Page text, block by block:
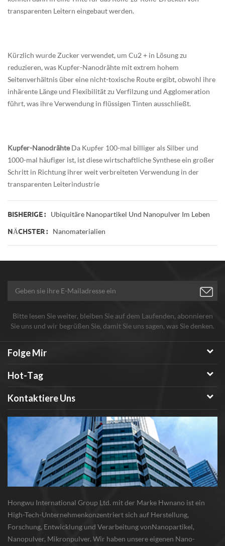
transparenten Leitern eingebaut werden.
Kürzlich wurde Zucker verwendet, um Cu2 + in Lösung zu
reduzieren, was Kupfer-Nanodrähte mit extrem hohem
Seitenverhältnis über eine nicht-toxische Route ergibt, obwohl ihre
inhärente Länge und Flexibilität zu Verfilzung und Agglomeration
führt, was ihre Verwendung in flüssigen Tinten ausschließt.
Kupfer-NanodrähteDa Kupfer 100-mal billiger als Silber und
1000-mal häufiger ist, ist diese wirtschaftliche Synthese ein großer
Schritt in Richtung ihrer weit verbreiteten Verwendung in der
transparenten Leiterindustrie
BISHERIGE : Ubiquitäre Nanopartikel Und Nanopulver Im Leben
NÄCHSTER : Nanomaterialien
Bitte lesen Sie weiter, bleiben Sie auf dem Laufenden, abonnieren
Sie uns und wir begrüßen Sie, damit Sie uns sagen, was Sie denken.
Folge Mir
Hot-Tag
Kontaktiere Uns
Hongwu International Group Ltd. mit der Marke Hwnano ist ein
High-Tech-Unternehmenkonzentriert sich auf Herstellung,
Forschung, Entwicklung und Verarbeitung vonNanopartikel,
Nanopulver, Mikronpulver. Wir haben unsere eigenen Nano-